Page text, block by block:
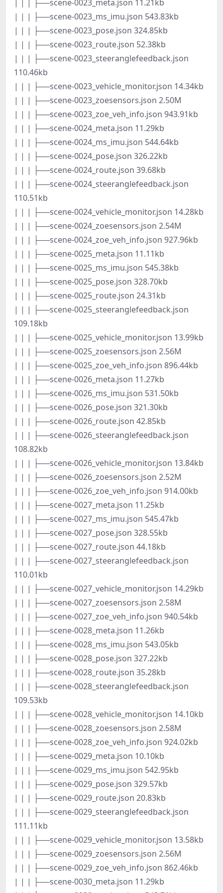
| | | ├──scene-0023_meta.json 11.21kb
| | | ├──scene-0023_ms_imu.json 543.83kb
| | | ├──scene-0023_pose.json 324.85kb
| | | ├──scene-0023_route.json 52.38kb
| | | ├──scene-0023_steeranglefeedback.json
110.46kb
| | | ├──scene-0023_vehicle_monitor.json 14.34kb
| | | ├──scene-0023_zoesensors.json 2.50M
| | | ├──scene-0023_zoe_veh_info.json 943.91kb
| | | ├──scene-0024_meta.json 11.29kb
| | | ├──scene-0024_ms_imu.json 544.64kb
| | | ├──scene-0024_pose.json 326.22kb
| | | ├──scene-0024_route.json 39.68kb
| | | ├──scene-0024_steeranglefeedback.json
110.51kb
| | | ├──scene-0024_vehicle_monitor.json 14.28kb
| | | ├──scene-0024_zoesensors.json 2.54M
| | | ├──scene-0024_zoe_veh_info.json 927.96kb
| | | ├──scene-0025_meta.json 11.11kb
| | | ├──scene-0025_ms_imu.json 545.38kb
| | | ├──scene-0025_pose.json 328.70kb
| | | ├──scene-0025_route.json 24.31kb
| | | ├──scene-0025_steeranglefeedback.json
109.18kb
| | | ├──scene-0025_vehicle_monitor.json 13.99kb
| | | ├──scene-0025_zoesensors.json 2.56M
| | | ├──scene-0025_zoe_veh_info.json 896.44kb
| | | ├──scene-0026_meta.json 11.27kb
| | | ├──scene-0026_ms_imu.json 531.50kb
| | | ├──scene-0026_pose.json 321.30kb
| | | ├──scene-0026_route.json 42.85kb
| | | ├──scene-0026_steeranglefeedback.json
108.82kb
| | | ├──scene-0026_vehicle_monitor.json 13.84kb
| | | ├──scene-0026_zoesensors.json 2.52M
| | | ├──scene-0026_zoe_veh_info.json 914.00kb
| | | ├──scene-0027_meta.json 11.25kb
| | | ├──scene-0027_ms_imu.json 545.47kb
| | | ├──scene-0027_pose.json 328.55kb
| | | ├──scene-0027_route.json 44.18kb
| | | ├──scene-0027_steeranglefeedback.json
110.01kb
| | | ├──scene-0027_vehicle_monitor.json 14.29kb
| | | ├──scene-0027_zoesensors.json 2.58M
| | | ├──scene-0027_zoe_veh_info.json 940.54kb
| | | ├──scene-0028_meta.json 11.26kb
| | | ├──scene-0028_ms_imu.json 543.05kb
| | | ├──scene-0028_pose.json 327.22kb
| | | ├──scene-0028_route.json 35.28kb
| | | ├──scene-0028_steeranglefeedback.json
109.53kb
| | | ├──scene-0028_vehicle_monitor.json 14.10kb
| | | ├──scene-0028_zoesensors.json 2.58M
| | | ├──scene-0028_zoe_veh_info.json 924.02kb
| | | ├──scene-0029_meta.json 10.10kb
| | | ├──scene-0029_ms_imu.json 542.95kb
| | | ├──scene-0029_pose.json 329.57kb
| | | ├──scene-0029_route.json 20.83kb
| | | ├──scene-0029_steeranglefeedback.json
111.11kb
| | | ├──scene-0029_vehicle_monitor.json 13.58kb
| | | ├──scene-0029_zoesensors.json 2.56M
| | | ├──scene-0029_zoe_veh_info.json 862.46kb
| | | ├──scene-0030_meta.json 11.29kb